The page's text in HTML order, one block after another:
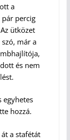
a
percig
ütközet
már a
és nem
egyhetes
hozzá.
a stafétát